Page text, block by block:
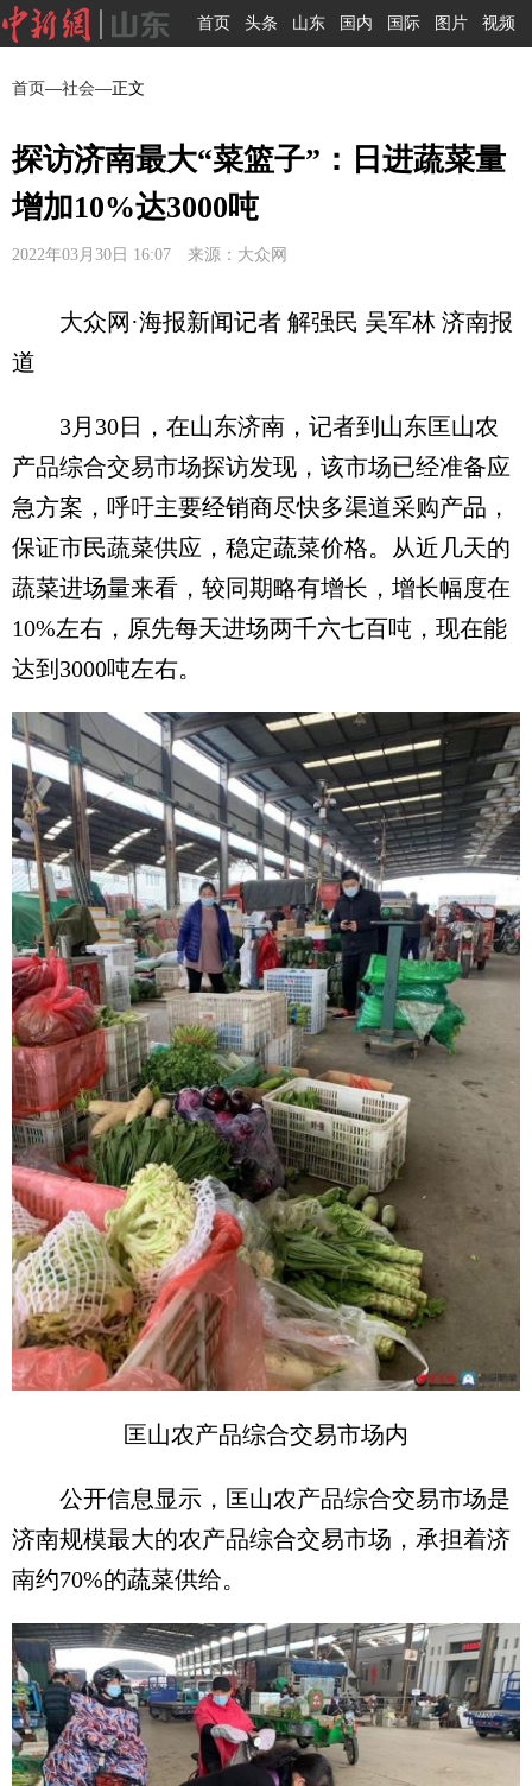
首页 头条 山东 国内 国际 图片 视频
首页—社会—正文
探访济南最大“菜篮子”：日进蔬菜量
增加10%达3000吨
2022年03月30日 16:07 来源：大众网
大众网·海报新闻记者 解强民 吴军林 济南报
道
3月30日，在山东济南，记者到山东匡山农
产品综合交易市场探访发现，该市场已经准备应
急方案，呼吁主要经销商尽快多渠道采购产品，
保证市民蔬菜供应，稳定蔬菜价格。从近几天的
蔬菜进场量来看，较同期略有增长，增长幅度在
10%左右，原先每天进场两千六七百吨，现在能
达到3000吨左右。
匡山农产品综合交易市场内
公开信息显示，匡山农产品综合交易市场是
济南规模最大的农产品综合交易市场，承担着济
南约70%的蔬菜供给。